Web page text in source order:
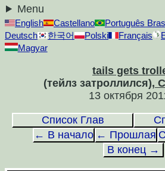
English Castellano Português
Deutsch
한국어 Polski Français
Magyar
tails gets
(тейлз затроллился),
13 октября
Список Глав
← В начало ← Прошлая
В конец →
Menu